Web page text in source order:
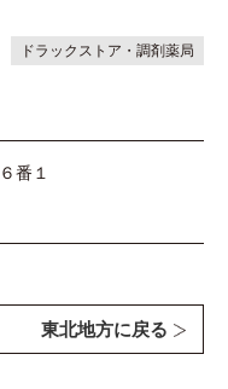
ドラックストア・調剤薬局
番１
東北地方に戻る